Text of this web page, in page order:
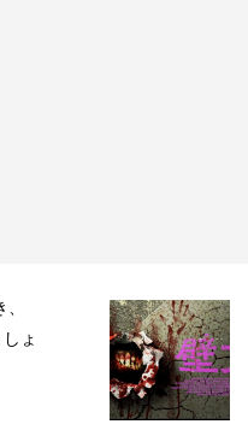
ょ